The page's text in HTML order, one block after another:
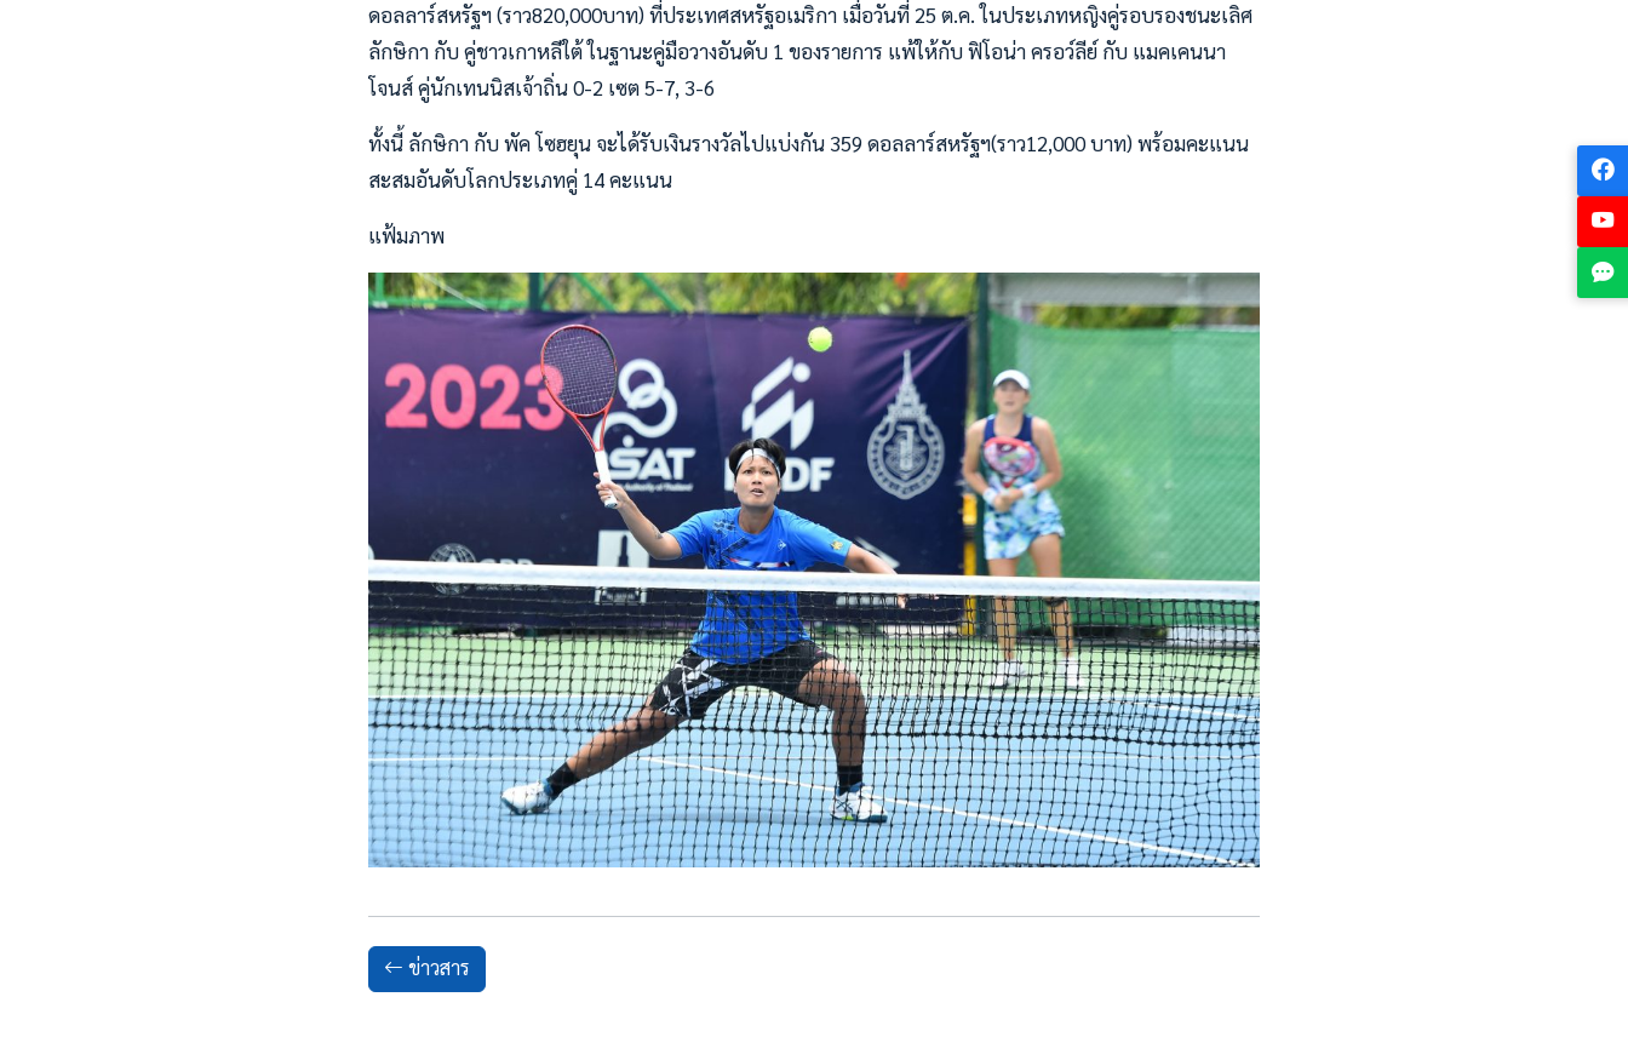
ดอลลาร์สหรัฐฯ (ราว820,000บาท) ที่ประเทศสหรัฐอเมริกา เมื่อวันที่ 25 ต.ค. ในประเภทหญิงคู่รอบรองชนะเลิศ
ลักษิกา กับ คู่ชาวเกาหลีใต้ ในฐานะคู่มือวางอันดับ 1 ของรายการ แพ้ให้กับ ฟิโอน่า ครอว์ลีย์ กับ แมคเคนนา
โจนส์ คู่นักเทนนิสเจ้าถิ่น 0-2 เซต 5-7, 3-6
ทั้งนี้ ลักษิกา กับ พัค โซฮยุน จะได้รับเงินรางวัลไปแบ่งกัน 359 ดอลลาร์สหรัฐฯ(ราว12,000 บาท) พร้อมคะแนน
สะสมอันดับโลกประเภทคู่ 14 คะแนน
แฟ้มภาพ
ข่าวสาร